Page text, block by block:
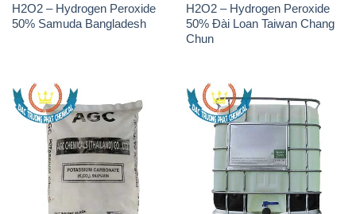
H2O2 – Hydrogen Peroxide
50% Samuda Bangladesh
H2O2 – Hydrogen Peroxide
50% Đài Loan Taiwan Chang
Chun